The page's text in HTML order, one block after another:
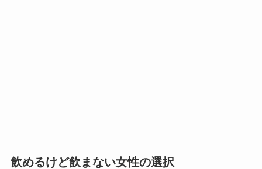
飲めるけど飲まない女性の選択